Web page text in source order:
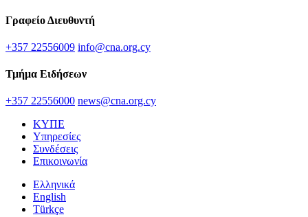
Γραφείο Διευθυντή
+357 22556009 info@cna.org.cy
Τμήμα Ειδήσεων
+357 22556000 news@cna.org.cy
ΚΥΠΕ
Υπηρεσίες
Συνδέσεις
Επικοινωνία
Ελληνικά
English
Türkçe